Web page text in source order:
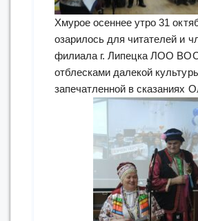
Хмурое осеннее утро 31
озарилось для читателей и
филиала г. Липецка ЛОО
отблесками далекой
запечатленной в сказаниях